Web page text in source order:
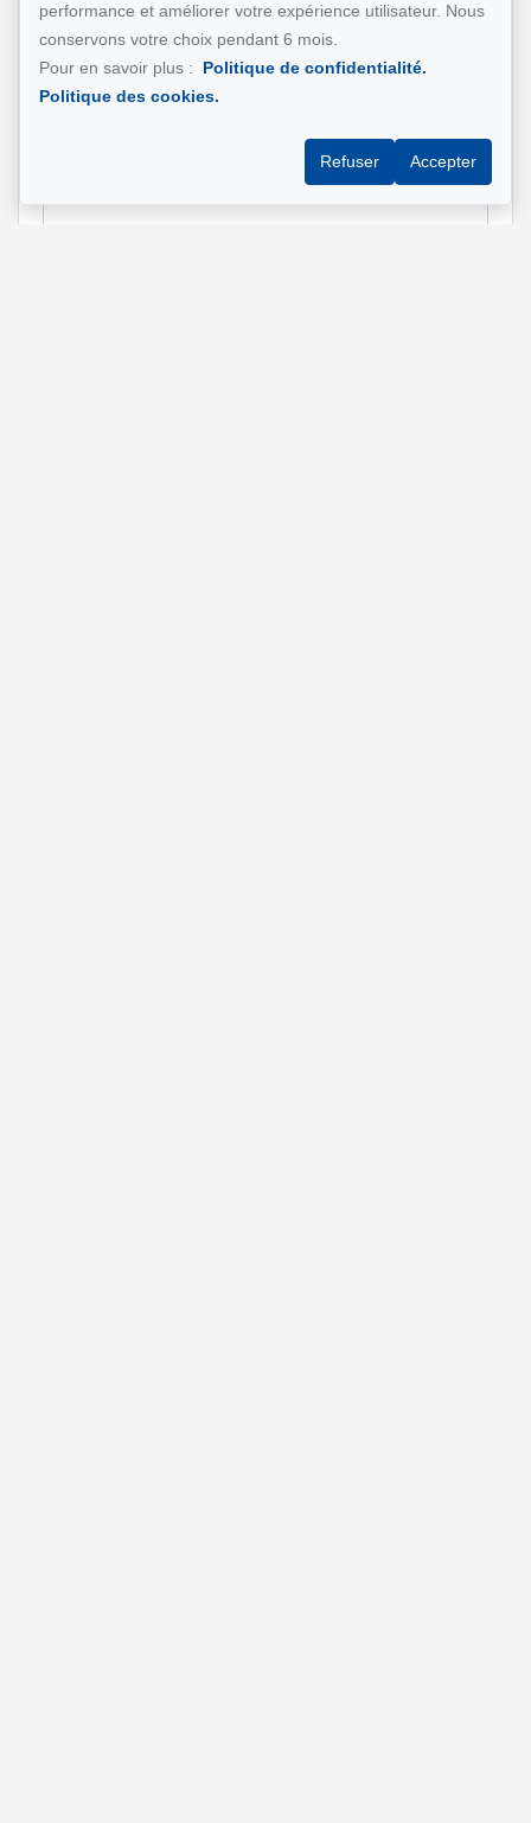
Téléphone*
performance et améliorer votre expérience utilisateur. Nous
conservons votre choix pendant 6 mois.
Pour en savoir plus :
Politique de confidentialité.
Politique des cookies.
Refuser Accepter